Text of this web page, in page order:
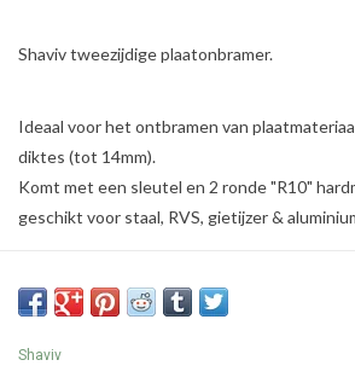
Shaviv tweezijdige plaatonbramer.
Ideaal voor het ontbramen van
diktes (tot 14mm).
Komt met een sleutel en 2 ronde "R10"
geschikt voor staal, RVS, gietijzer &
Shaviv